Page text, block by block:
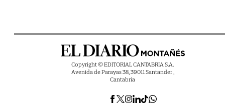
Copyright © EDITORIAL CANTABRIA S.A.
Avenida de Parayas 38, 39011 Santander ,
Cantabria